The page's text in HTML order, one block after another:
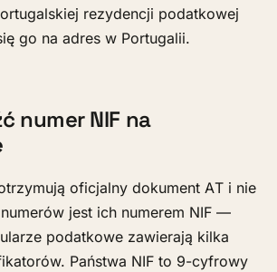
rezydencji podatkowej
go na adres w Portugalii.
numer NIF na
oficjalny dokument AT i nie
jest ich numerem NIF —
podatkowe zawierają kilka
Państwa NIF to 9-cyfrowy